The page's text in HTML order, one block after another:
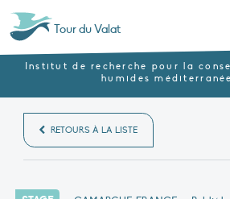
Tour du Valat
Institut de recherche pour la
humides
RETOURS À LA LISTE